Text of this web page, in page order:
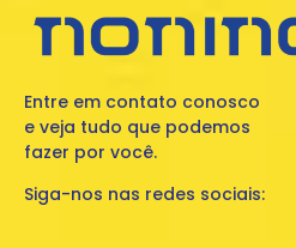
Entre em contato conosco
e veja tudo que podemos
fazer por você.
Siga-nos nas redes sociais: